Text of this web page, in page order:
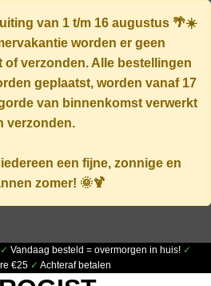
van 1 t/m 16 augustus 🌴☀️
worden er geen
of verzonden. Alle bestellingen
geplaatst, worden vanaf 17
van binnenkomst verwerkt
verzonden.
een fijne, zonnige en
zomer! 🌞🍹
✓ Vandaag besteld = overmorgen in huis! ✓
€25 ✓ Achteraf betalen